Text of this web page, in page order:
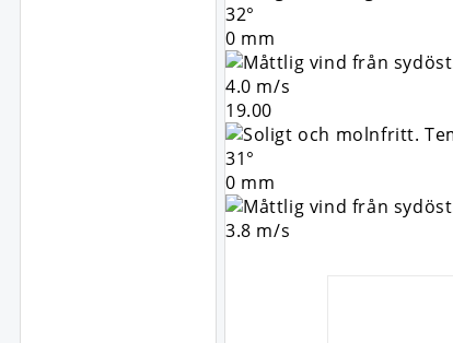
32°
0 mm
4.0 m/s
19.00
31°
0 mm
3.8 m/s